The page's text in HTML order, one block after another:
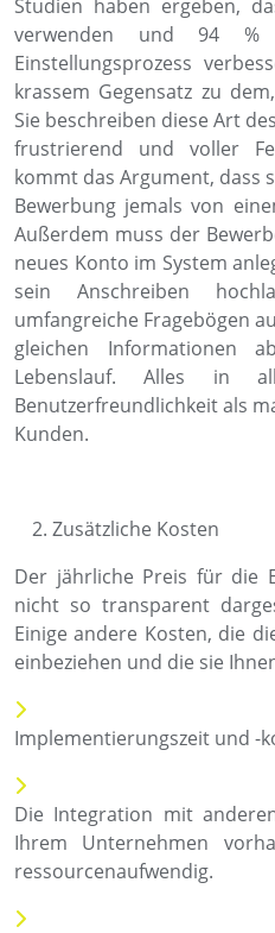
Studien haben ergeben,
verwenden und 94
Einstellungsprozess
krassem Gegensatz zu
Sie beschreiben diese Art
frustrierend und voller
kommt das Argument, dass
Bewerbung jemals von
Außerdem muss der
neues Konto im System
sein Anschreiben
umfangreiche Fragebögen
gleichen Informationen
Lebenslauf. Alles in
Benutzerfreundlichkeit als
Kunden.
Zusätzliche Kosten
Der jährliche Preis für die
nicht so transparent
Einige andere Kosten, die
einbeziehen und die sie
Implementierungszeit und -
Die Integration mit
Ihrem Unternehmen
ressourcenaufwendig.